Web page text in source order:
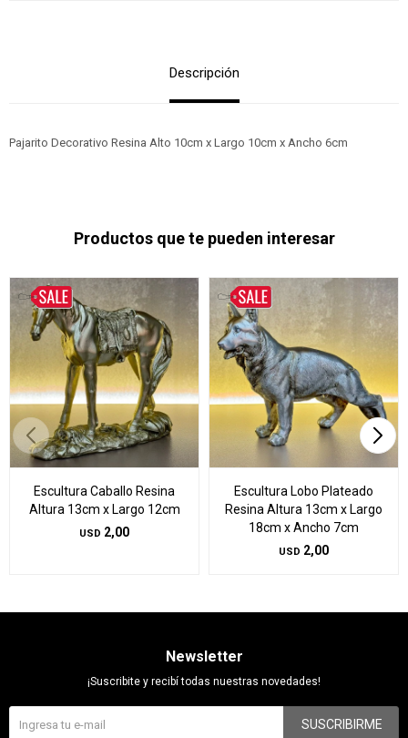
Descripción
Pajarito Decorativo Resina Alto 10cm x Largo 10cm x Ancho 6cm
Productos que te pueden interesar
Escultura Caballo Resina
Altura 13cm x Largo 12cm
USD 2,00
Escultura Lobo Plateado
Resina Altura 13cm x Largo
18cm x Ancho 7cm
USD 2,00
Newsletter
¡Suscribite y recibí todas nuestras novedades!
SUSCRIBIRME